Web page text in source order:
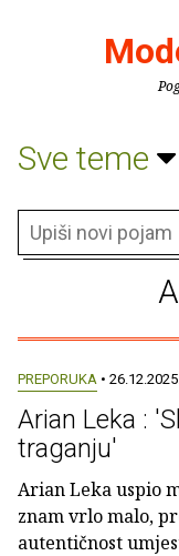
Sve teme
PREPORUKA •
Arian Leka :
traganju'
Arian Leka uspio
znam vrlo malo,
autentičnost